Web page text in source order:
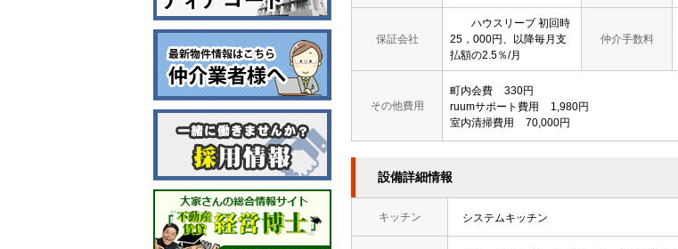
保証会社
ハウスリーブ 初回時
25，000円、以降毎月支
払額の2.5％/月
仲介手数料
その他費用
町内会費
330円
ruumサポート費用
1,980円
室内清掃費用
70,000円
設備詳細情報
キッチン システムキッチン